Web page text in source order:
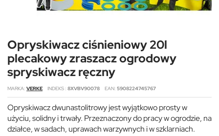
Opryskiwacz ciśnieniowy 20l
plecakowy zraszacz ogrodowy
spryskiwacz ręczny
MARKA VERKE INDEKS 8XVBV90078 EAN 5908224745767
Opryskiwacz dwunastolitrowy jest wyjątkowo prosty w
użyciu, solidny i trwały. Przeznaczony do pracy w ogrodzie, na
działce, w sadach, uprawach warzywnych i w szklarniach.